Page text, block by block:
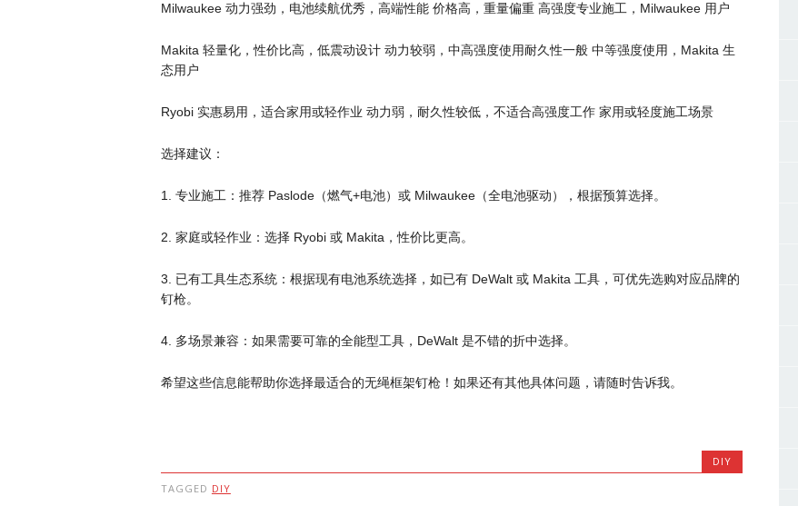
Milwaukee 动力强劲，电池续航优秀，高端性能 价格高，重量偏重 高强度专业施工，Milwaukee 用户
Makita 轻量化，性价比高，低震动设计 动力较弱，中高强度使用耐久性一般 中等强度使用，Makita 生
态用户
Ryobi 实惠易用，适合家用或轻作业 动力弱，耐久性较低，不适合高强度工作 家用或轻度施工场景
选择建议：
1. 专业施工：推荐 Paslode（燃气+电池）或 Milwaukee（全电池驱动），根据预算选择。
2. 家庭或轻作业：选择 Ryobi 或 Makita，性价比更高。
3. 已有工具生态系统：根据现有电池系统选择，如已有 DeWalt 或 Makita 工具，可优先选购对应品牌的
钉枪。
4. 多场景兼容：如果需要可靠的全能型工具，DeWalt 是不错的折中选择。
希望这些信息能帮助你选择最适合的无绳框架钉枪！如果还有其他具体问题，请随时告诉我。
DIY
TAGGED DIY